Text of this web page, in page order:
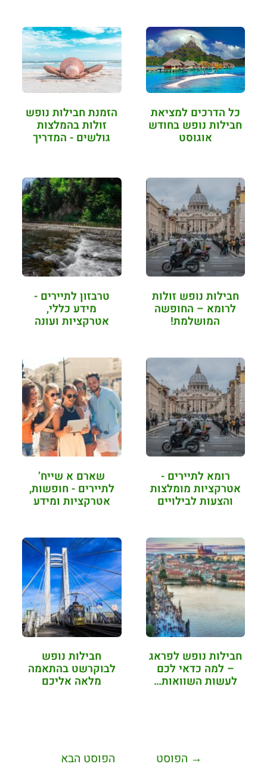
כל הדרכים למציאת
חבילות נופש בחודש
אוגוסט
הזמנת חבילות נופש
זולות בהמלצות
גולשים - המדריך
חבילות נופש זולות
לרומא – החופשה
המושלמת!
טרבזון לתיירים -
מידע כללי,
אטרקציות ועונה
רומא לתיירים -
אטרקציות מומלצות
והצעות לבילויים
שארם א שייח’
לתיירים - חופשות,
אטרקציות ומידע
חבילות נופש לפראג
– למה כדאי לכם
לעשות השוואות…
חבילות נופש
לבוקרשט בהתאמה
מלאה אליכם
→ הפוסט הפוסט הבא